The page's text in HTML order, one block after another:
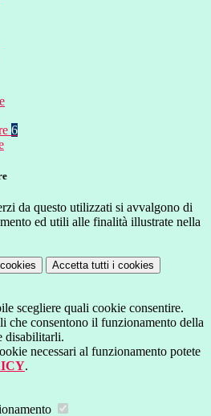
6
da questo utilizzati si avvalgono di
ed utili alle finalità illustrate nella
Accetta tutti i cookies
scegliere quali cookie consentire.
che consentono il funzionamento della
disabilitarli.
necessari al funzionamento potete
.